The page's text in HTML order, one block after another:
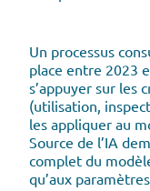
Un processus
place entre 2023
s’appuyer sur les
(utilisation,
les appliquer au
Source de l’IA
complet du
qu’aux